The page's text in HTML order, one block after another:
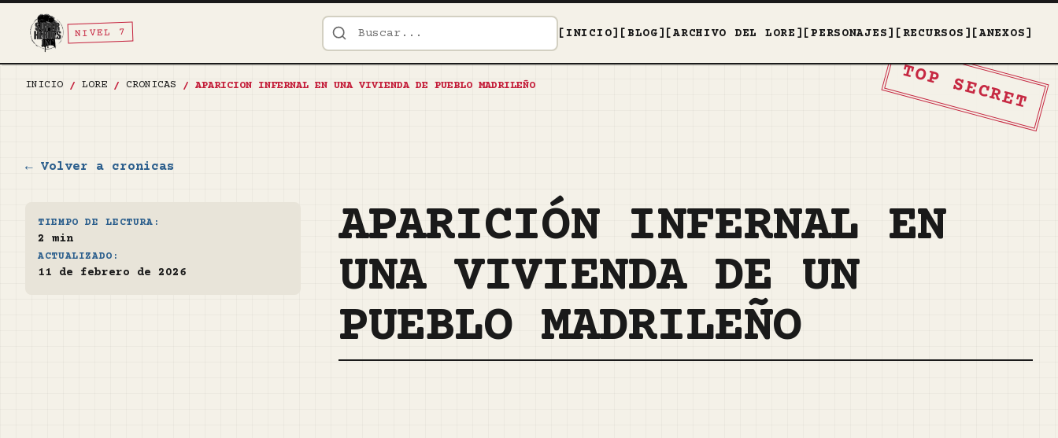
TOP SECRET
NIVEL 7 [INICIO] [BLOG] [ARCHIVO DEL LORE] [PERSONAJES] [RECURSOS] [ANEXOS]
INICIO / LORE / CRONICAS / APARICION INFERNAL EN UNA VIVIENDA DE PUEBLO MADRILEÑO
← Volver a cronicas
TIEMPO DE LECTURA:
2 min
ACTUALIZADO:
11 de febrero de 2026
APARICIÓN INFERNAL EN
UNA VIVIENDA DE UN
PUEBLO MADRILEÑO